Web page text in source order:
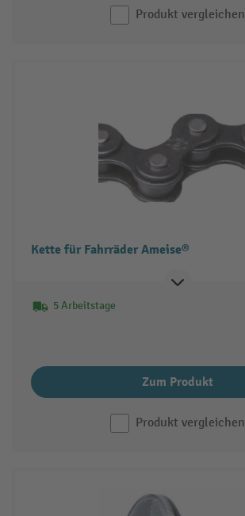
Produkt vergleichen
Kette für Fahrräder Ameise®
5 Arbeitstage
Zum Produkt
Produkt vergleichen